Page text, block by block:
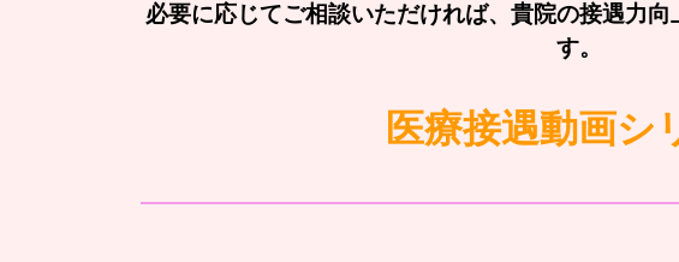
必要に応じてご相談いただければ、貴院の接遇力
す。
医療接遇動画シ